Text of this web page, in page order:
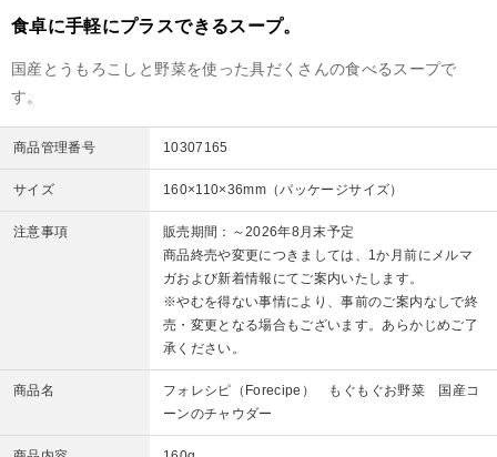
食卓に手軽にプラスできるスープ。
国産とうもろこしと野菜を使った具だくさんの食べるスープで
す。
商品管理番号 10307165
サイズ 160×110×36mm（パッケージサイズ）
注意事項
販売期間：～2026年8月末予定
商品終売や変更につきましては、1か月前にメルマ
ガおよび新着情報にてご案内いたします。
※やむを得ない事情により、事前のご案内なしで終
売・変更となる場合もございます。あらかじめご了
承ください。
商品名
フォレシピ（Forecipe） もぐもぐお野菜 国産コ
ーンのチャウダー